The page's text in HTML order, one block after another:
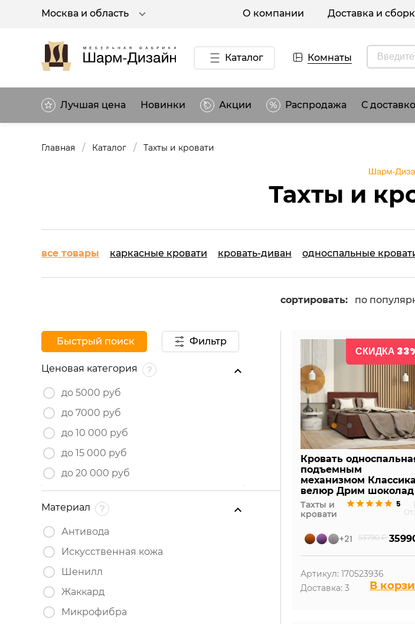
Москва и область О компании Доставка и
Каталог Комнаты
Лучшая цена Новинки Акции Распродажа С
Главная / Каталог / Тахты и кровати
Тахты и
все товары каркасные кровати кровать-диван односпальные
сортировать: по
Быстрый поиск Фильтр
Ценовая категория
до 5000 руб
до 7000 руб
до 10 000 руб
до 15 000 руб
до 20 000 руб
Материал
Антивода
Искусственная кожа
Шенилл
Жаккард
Микрофибра
СКИДКА
Кровать
подъемным
механизмом Классика
велюр Дрим шоколад
Тахты и
кровати
5
+21 53790 ₽
Артикул: 170523936
Доставка: 3
В